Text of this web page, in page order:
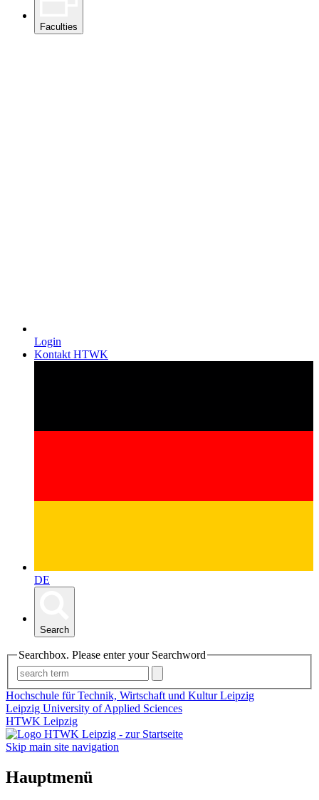
Faculties
Login
Kontakt HTWK
DE
Search
Searchbox. Please enter your Searchword
Hochschule für Technik, Wirtschaft und Kultur Leipzig
Leipzig University of Applied Sciences
HTWK Leipzig
Skip main site navigation
Hauptmenü